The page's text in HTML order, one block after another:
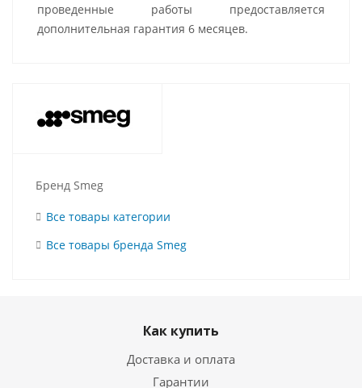
проведенные работы предоставляется
дополнительная гарантия 6 месяцев.
Бренд Smeg
Все товары категории
Все товары бренда Smeg
Как купить
Доставка и оплата
Гарантии